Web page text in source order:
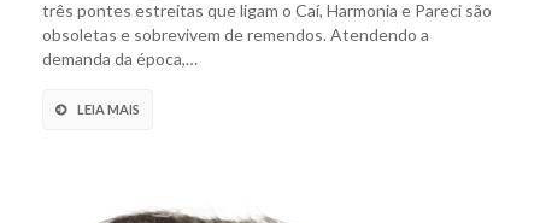
três pontes estreitas que ligam o Caí, Harmonia e Pareci são
obsoletas e sobrevivem de remendos. Atendendo a
demanda da época,…
LEIA MAIS